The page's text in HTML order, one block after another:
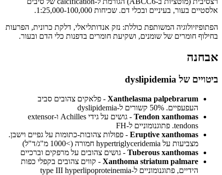
אלסטיים בעור, בעיניים ובכלי דם. שכיחות 1:25,000-100,000.
הפתופיזיולוגיה המשותפת כוללת: נזק אנדותליאלי, דלקת כרונית, הפרעות
בחילוף חומרים של שומנים, ושקיעת חומרים בדפנות כלי הדם ובעור.
אבחנה
ביטויים של dyslipidemia
Xanthelasma palpebrarum - פלאקים צהובים סביב
העפעפיים. 50% קשורים ל-dyslipidemia
Tendon xanthomas
- גושים על גידי Achilles ו-extensor
tendons. פתוגנומוניים ל-FH
Eruptive xanthomas - פפולות צהובות-כתומות על גפיים וישבן.
מצביעות על hypertriglyceridemia חמורה (>1000 מ"ג/ד"ל)
Tuberous xanthomas - גושים צהובים על מרפקים וברכיים
Xanthoma striatum palmare - קווים צהובים בקפלי כפות
הידיים, פתוגנומוניים ל-type III hyperlipoproteinemia